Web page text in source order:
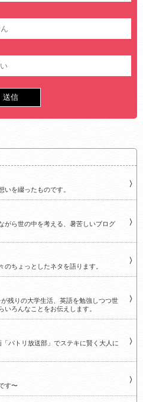
いを綴ったものです。
がら世の中を考える、暑苦しいブログ
ちょっとしたネタを語ります。
残りの大学生活、英語を勉強しつつ世
ろんなことをお伝えします。
パトリ放送部」でステキに賢く大人に
す〜